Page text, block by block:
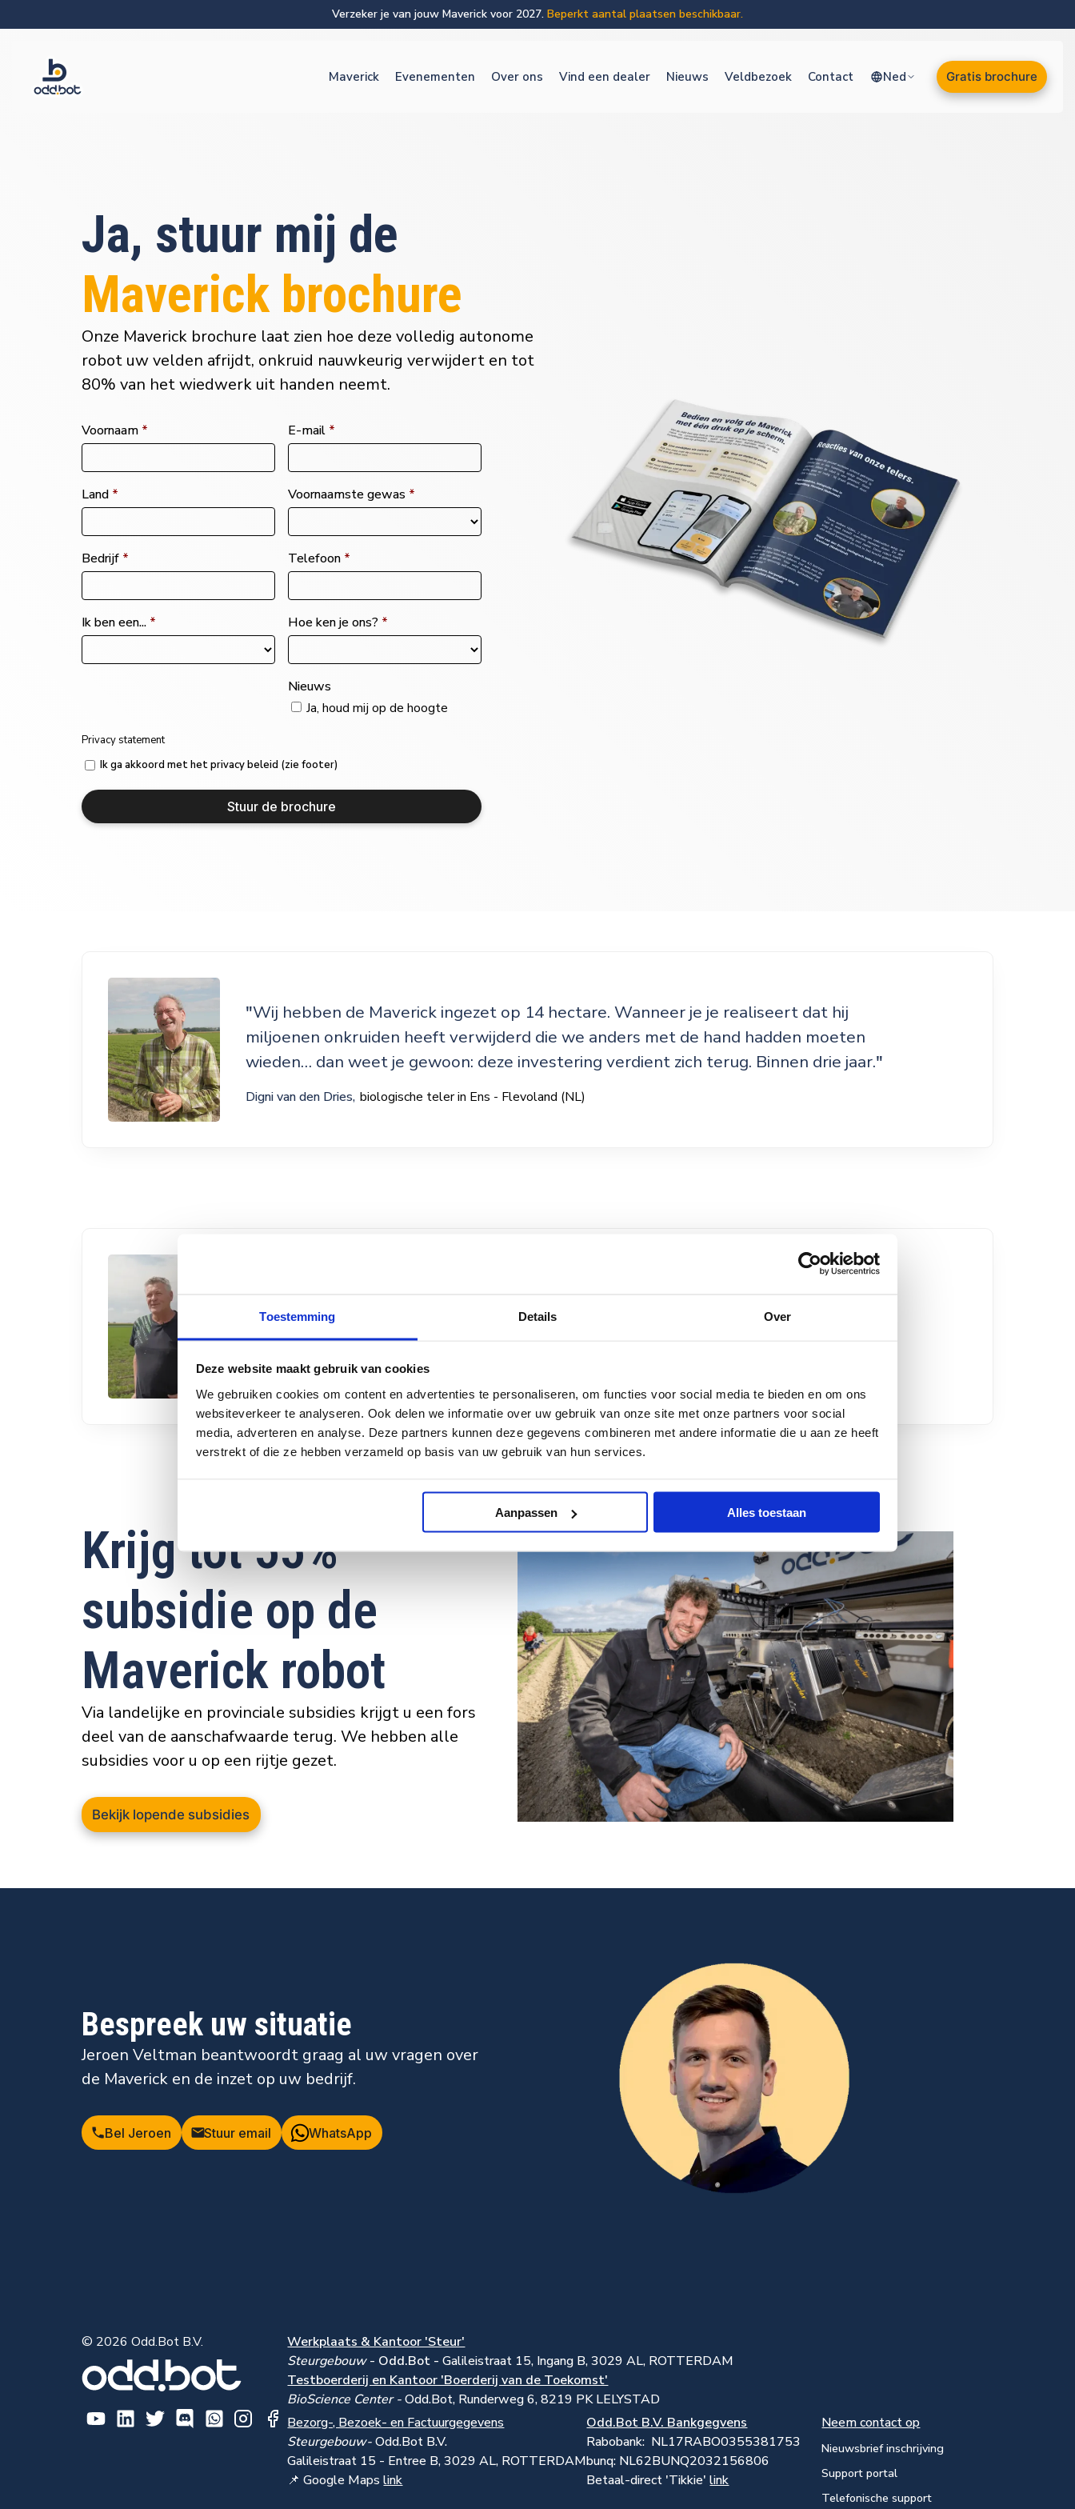
Toestemming Details Over
Deze website maakt gebruik van cookies
We gebruiken cookies om content en advertenties te personaliseren, om functies voor social media te bieden en om ons
websiteverkeer te analyseren. Ook delen we informatie over uw gebruik van onze site met onze partners voor social
media, adverteren en analyse. Deze partners kunnen deze gegevens combineren met andere informatie die u aan ze heeft
verstrekt of die ze hebben verzameld op basis van uw gebruik van hun services.
Aanpassen Alles toestaan
Verzeker je van jouw Maverick voor 2027. Beperkt aantal plaatsen beschikbaar.
Maverick Evenementen Over ons Vind een dealer Nieuws Veldbezoek Contact Ned Gratis brochure
Ja, stuur mij de
Maverick brochure
Onze Maverick brochure laat zien hoe deze volledig autonome
robot uw velden afrijdt, onkruid nauwkeurig verwijdert en tot
80% van het wiedwerk uit handen neemt.
Voornaam * E-mail *
Land * Voornaamste gewas *
Bedrijf * Telefoon *
Ik ben een... * Hoe ken je ons? *
Nieuws
Ja, houd mij op de hoogte
Privacy statement
Ik ga akkoord met het privacy beleid (zie footer)
Stuur de brochure
"Wij hebben de Maverick ingezet op 14 hectare. Wanneer je je realiseert dat hij
miljoenen onkruiden heeft verwijderd die we anders met de hand hadden moeten
wieden… dan weet je gewoon: deze investering verdient zich terug. Binnen drie jaar."
Digni van den Dries, biologische teler in Ens - Flevoland (NL)
de hand is geplukt. Alleen de robot is erin geweest. Geen koffiepauze, geen wc-
stop, hij draait gewoon door. Ook 's nachts."
Bert Benedictus, biologische teler in Ens - Flevoland (NL)
Krijg tot 55%
subsidie op de
Maverick robot
Via landelijke en provinciale subsidies krijgt u een fors
deel van de aanschafwaarde terug. We hebben alle
subsidies voor u op een rijtje gezet.
Bekijk lopende subsidies
Bespreek uw situatie
Jeroen Veltman beantwoordt graag al uw vragen over
de Maverick en de inzet op uw bedrijf.
Bel Jeroen Stuur email WhatsApp
© 2026 Odd.Bot B.V.
Werkplaats & Kantoor 'Steur'
Steurgebouw- Odd.Bot -Galileistraat 15, Ingang B, 3029 AL, ROTTERDAM
Testboerderij en Kantoor 'Boerderij van de Toekomst'
BioScience Center -Odd.Bot, Runderweg 6, 8219 PK LELYSTAD
Bezorg-, Bezoek- en Factuurgegevens
Steurgebouw-Odd.Bot B.V.
Galileistraat 15 - Entree B, 3029 AL, ROTTERDAM
📌 Google Mapslink
Odd.Bot B.V. Bankgegvens
Rabobank: NL17RABO0355381753
bunq: NL62BUNQ2032156806
Betaal-direct 'Tikkie'link
Neem contact op
Nieuwsbrief inschrijving
Support portal
Telefonische support